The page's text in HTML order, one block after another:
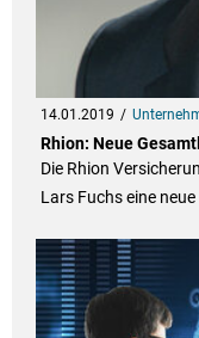
14.01.2019
Rhion: Neue
Die Rhion
Lars Fuchs eine